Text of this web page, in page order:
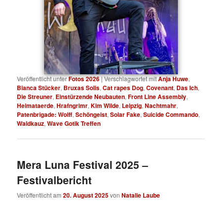
Veröffentlicht unterFotos 2026|Verschlagwortet mitAnja Huwe,
Bianca Stücker, Bruxas Solis,Cat rapes Dog,Covenant, Das Ich,
Die Streuner, Einstürzende Neubauten,Front Line Assembly,
Heimataerde,Hrafngrimr,Kim Wilde, Leipzig,Nachtmahr,
Patenbrigade: Wolff,Schöngeist,Solar Fake,Suicide Commando,
Waldkauz,Wave Gotik Treffen
Mera Luna Festival 2025 –
Festivalbericht
Veröffentlicht am20. August 2025vonNatalie Laube